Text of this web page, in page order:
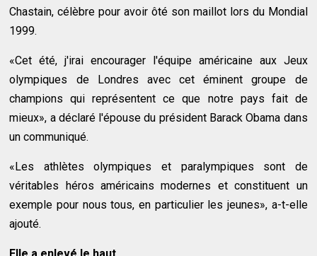
Chastain, célèbre pour avoir ôté son maillot lors du Mondial
1999.
«Cet été, j'irai encourager l'équipe américaine aux Jeux
olympiques de Londres avec cet éminent groupe de
champions qui représentent ce que notre pays fait de
mieux», a déclaré l'épouse du président Barack Obama dans
un communiqué.
«Les athlètes olympiques et paralympiques sont de
véritables héros américains modernes et constituent un
exemple pour nous tous, en particulier les jeunes», a-t-elle
ajouté.
Elle a enlevé le haut